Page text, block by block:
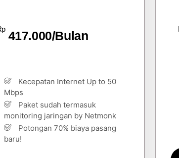
417.000/Bulan
Kecepatan Internet Up to 50
Mbps
Paket sudah termasuk
monitoring jaringan by Netmonk
Potongan 70% biaya pasang
baru!